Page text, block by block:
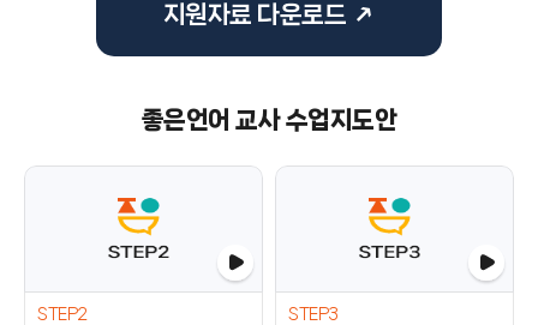
지원자료 다운로드 ↗
좋은언어 교사 수업지도안
STEP2 STEP3